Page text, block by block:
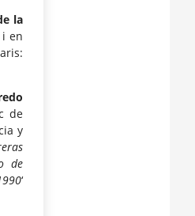
la
en
de
y
de
‘